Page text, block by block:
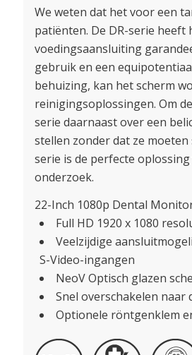
We weten dat het voor een
patiënten. De DR-serie heeft
voedingsaansluiting
gebruik en een
behuizing, kan het scherm
reinigingsoplossingen. Om
serie daarnaast over een
stellen zonder dat ze moeten
serie is de perfecte
onderzoek.
22-Inch 1080p Dental
Full HD 1920 x 1080
Veelzijdige
S-Video-ingangen
NeoV Optisch glazen
Snel overschakelen
Optionele röntgenklem